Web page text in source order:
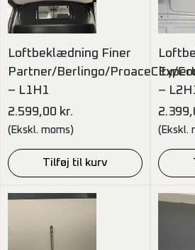
Loftbeklædning Finer
Partner/Berlingo/ProaceCity/
– L1H1
2.599,00 kr.
(Ekskl. moms)
Tilføj til kurv
–
(Ekskl.